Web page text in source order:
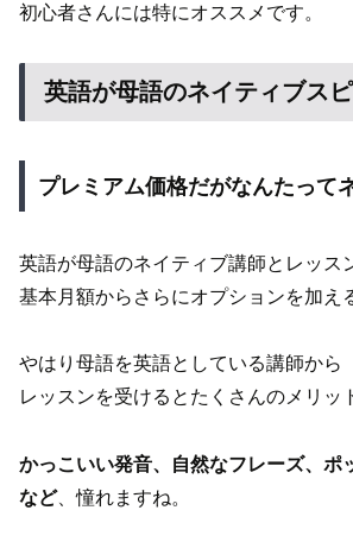
初心者さんには特にオススメです。
英語が母語のネイティブス
プレミアム価格だがなんたって
英語が母語のネイティブ講師とレッス
基本月額からさらにオプションを加え
やはり母語を英語としている講師から
レッスンを受けるとたくさんのメリッ
かっこいい発音、自然なフレーズ、ポ
など、憧れますね。